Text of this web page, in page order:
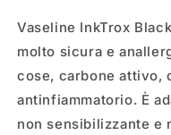
Vaseline InkTrox
molto sicura e
cose, carbone attivo,
antinfiammatorio. È
non sensibilizzante e